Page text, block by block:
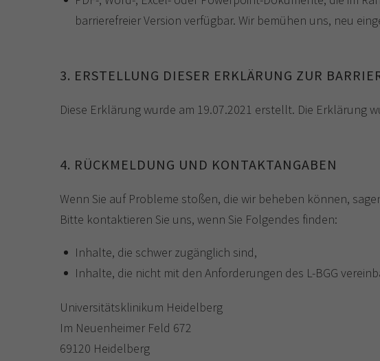
barrierefreier Version verfügbar. Wir bemühen uns, neu
3. ERSTELLUNG DIESER ERKLÄRUNG ZUR
Diese Erklärung wurde am 19.07.2021 erstellt. Die Erklärung
4. RÜCKMELDUNG UND KONTAKTANGABEN
Wenn Sie auf Probleme stoßen, die wir beheben können,
Bitte kontaktieren Sie uns, wenn Sie Folgendes finden:
Inhalte, die schwer zugänglich sind,
Inhalte, die nicht mit den Anforderungen des L-BGG
Universitätsklinikum Heidelberg
Im Neuenheimer Feld 672
69120 Heidelberg